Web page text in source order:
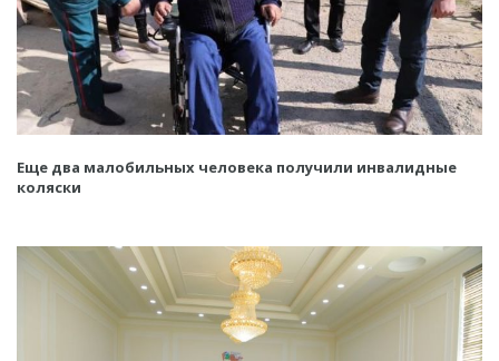
Еще два малобильных человека получили инвалидные
коляски